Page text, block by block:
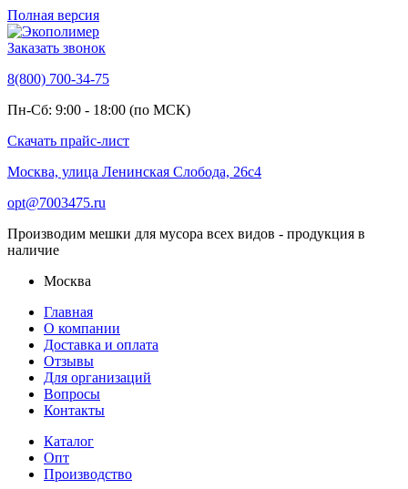
Полная версия
Заказать звонок
8(800) 700-34-75
Пн-Сб: 9:00 - 18:00 (по МСК)
Скачать прайс-лист
Москва, улица Ленинская Слобода, 26с4
opt@7003475.ru
Производим мешки для мусора всех видов - продукция в
наличие
Москва
Главная
О компании
Доставка и оплата
Отзывы
Для организаций
Вопросы
Контакты
Каталог
Опт
Производство